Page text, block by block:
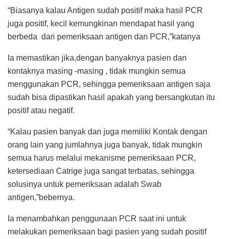
“Biasanya kalau Antigen sudah positif maka hasil PCR
juga positif, kecil kemungkinan mendapat hasil yang
berbeda dari pemeriksaan antigen dan PCR,”katanya
Ia memastikan jika,dengan banyaknya pasien dan
kontaknya masing -masing , tidak mungkin semua
menggunakan PCR, sehingga pemeriksaan antigen saja
sudah bisa dipastikan hasil apakah yang bersangkutan itu
positif atau negatif.
“Kalau pasien banyak dan juga memiliki Kontak dengan
orang lain yang jumlahnya juga banyak, tidak mungkin
semua harus melalui mekanisme pemeriksaan PCR,
ketersediaan Catrige juga sangat terbatas, sehingga
solusinya untuk pemeriksaan adalah Swab
antigen,”bebernya.
Ia menambahkan penggunaan PCR saat ini untuk
melakukan pemeriksaan bagi pasien yang sudah positif